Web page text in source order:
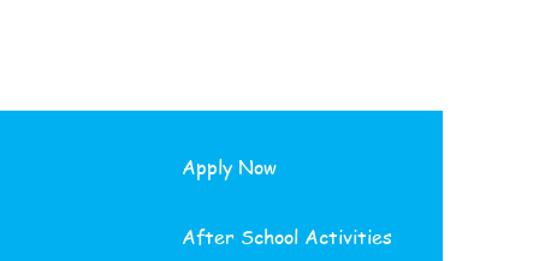
Apply Now
After School Activities